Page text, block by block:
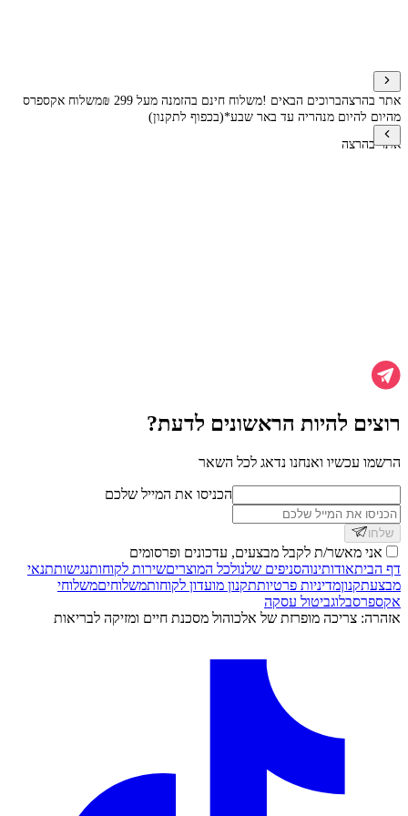
אתר בהרצהברוכים הבאים !משלוח חינם בהזמנה מעל 299 ₪
משלוח אקספרס
מהיום להיום מנהריה עד באר שבע*(בכפוף לתקנון)
אתר בהרצה
רוצים להיות הראשונים לדעת?
הרשמו עכשיו ואנחנו נדאג לכל השאר
הכניסו את המייל שלכם
שלחו
אני מאשר/ת לקבל מבצעים, עדכונים ופרסומים
דף הביתאודותינוהסניפים שלנולכל המוצריםשירות לקוחותנגישותתנאי
מבצעתקנוןמדיניות פרטיותתקנון מועדון לקוחותמשלוחיםמשלוחי
אקספרסבלוגביטול עסקה
אזהרה: צריכה מופרזת של אלכוהול מסכנת חיים ומזיקה לבריאות